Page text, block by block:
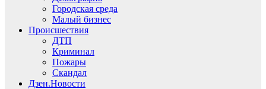
Городская среда
Малый бизнес
Происшествия
ДТП
Криминал
Пожары
Скандал
Дзен.Новости